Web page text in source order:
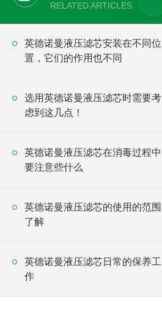
RELATED ARTICLES
英德诺曼液压滤芯安装在不同位
置，它们的作用也不同
选用英德诺曼液压滤芯时需要考
虑到这几点！
英德诺曼液压滤芯在消毒过程中
要注意些什么
英德诺曼液压滤芯的使用的范围
了解
英德诺曼液压滤芯日常的保养工
作